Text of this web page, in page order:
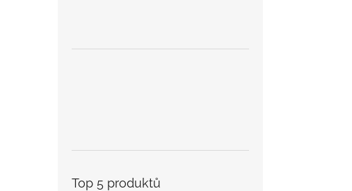
Top 5 produktů